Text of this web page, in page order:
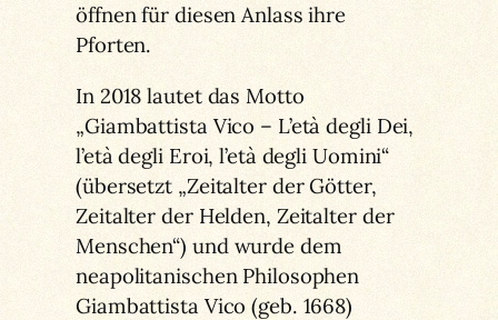
öffnen für diesen Anlass ihre
Pforten.
In 2018 lautet das Motto
„Giambattista Vico – L’età degli Dei,
l’età degli Eroi, l’età degli Uomini“
(übersetzt „Zeitalter der Götter,
Zeitalter der Helden, Zeitalter der
Menschen“) und wurde dem
neapolitanischen Philosophen
Giambattista Vico (geb. 1668)